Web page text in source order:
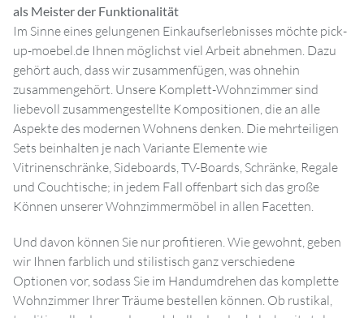
als Meister der Funktionalität
Im Sinne eines gelungenen Einkaufserlebnisses möchte pick-
up-moebel.de Ihnen möglichst viel Arbeit abnehmen. Dazu
gehört auch, dass wir zusammenfügen, was ohnehin
zusammengehört. Unsere Komplett-Wohnzimmer sind
liebevoll zusammengestellte Kompositionen, die an alle
Aspekte des modernen Wohnens denken. Die mehrteiligen
Sets beinhalten je nach Variante Elemente wie
Vitrinenschränke, Sideboards, TV-Boards, Schränke, Regale
und Couchtische; in jedem Fall offenbart sich das große
Können unserer Wohnzimmermöbel in allen Facetten.
Und davon können Sie nur profitieren. Wie gewohnt, geben
wir Ihnen farblich und stilistisch ganz verschiedene
Optionen vor, sodass Sie im Handumdrehen das komplette
Wohnzimmer Ihrer Träume bestellen können. Ob rustikal,